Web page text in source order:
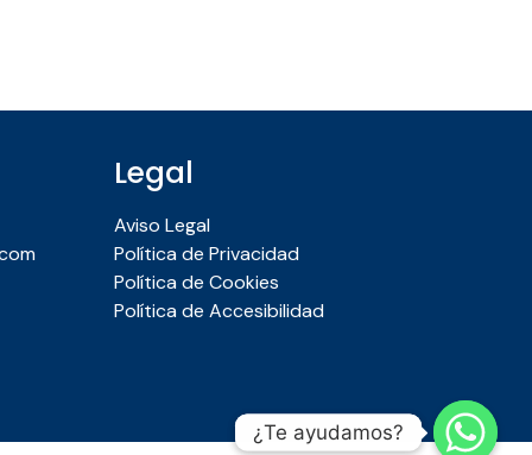
Legal
Aviso Legal
Política de Privacidad
Política de Cookies
Política de Accesibilidad
¿Te ayudamos?
¿Te ayudamos?